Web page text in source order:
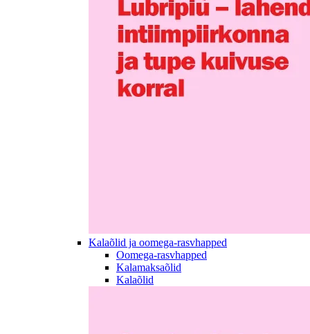
Kalaõlid ja oomega-rasvhapped
Oomega-rasvhapped
Kalamaksaõlid
Kalaõlid